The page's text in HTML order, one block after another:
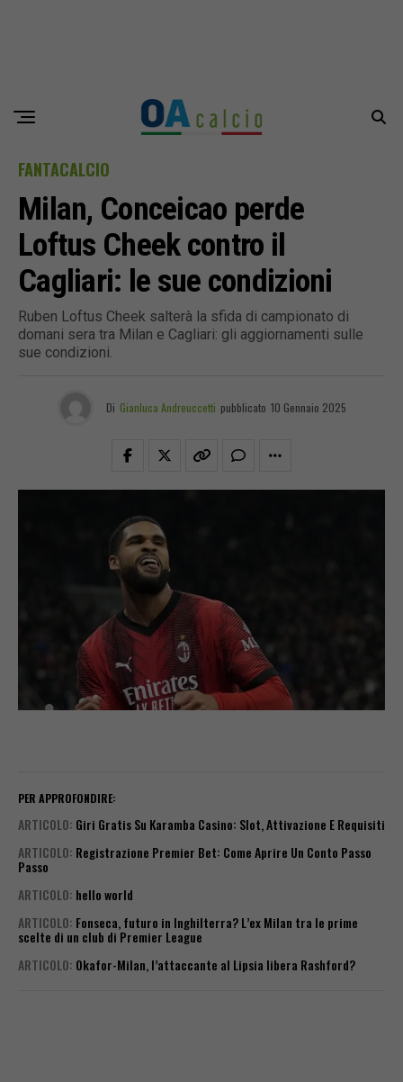
FANTACALCIO
Milan, Conceicao perde
Loftus Cheek contro il
Cagliari: le sue condizioni
Ruben Loftus Cheek salterà la sfida di campionato di
domani sera tra Milan e Cagliari: gli aggiornamenti sulle
sue condizioni.
Di Gianluca Andreuccetti pubblicato 10 Gennaio 2025
PER APPROFONDIRE:
ARTICOLO: Giri Gratis Su Karamba Casino: Slot, Attivazione E Requisiti
ARTICOLO: Registrazione Premier Bet: Come Aprire Un Conto Passo
Passo
ARTICOLO: hello world
ARTICOLO: Fonseca, futuro in Inghilterra? L’ex Milan tra le prime
scelte di un club di Premier League
ARTICOLO: Okafor-Milan, l’attaccante al Lipsia libera Rashford?